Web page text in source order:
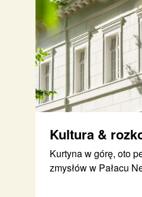
Kultura &
Kurtyna w górę, oto
zmysłów w Pałacu